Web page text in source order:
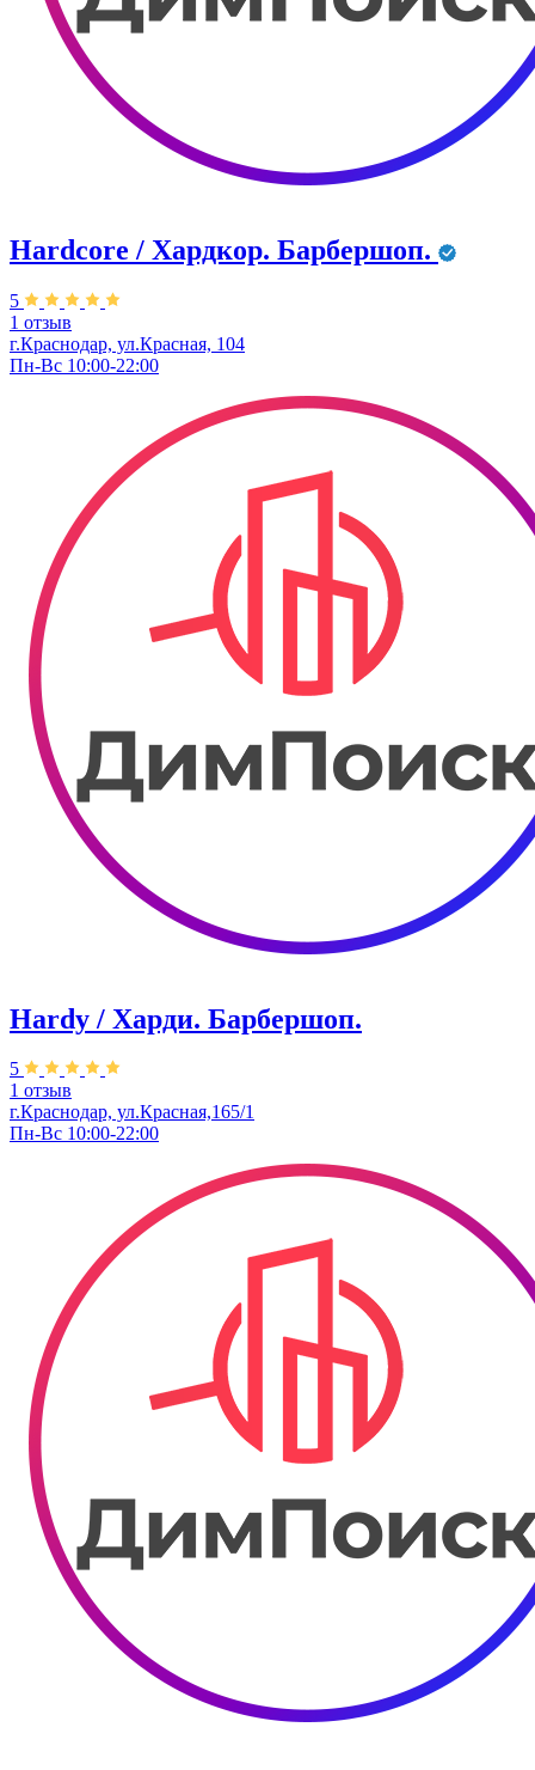
Hardcore / Хардкор. Барбершоп.
5
1 отзыв
г.Краснодар, ул.Красная, 104
Пн-Вс 10:00-22:00
Hardy / Харди. Барбершоп.
5
1 отзыв
г.Краснодар, ул.Красная,165/1
Пн-Вс 10:00-22:00